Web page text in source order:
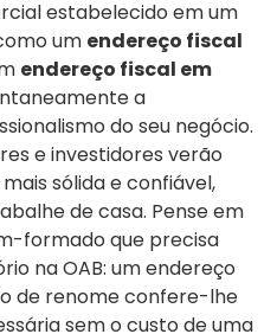
estabelecido em um
um endereço fiscal
endereço fiscal em
a
do seu negócio.
e investidores verão
sólida e confiável,
de casa. Pense em
formado que precisa
na OAB: um endereço
de renome confere-lhe
sem o custo de uma